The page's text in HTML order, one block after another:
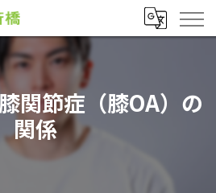
関節症（膝OA）の
関係